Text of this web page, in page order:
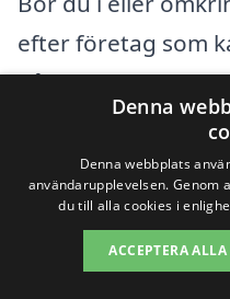
efter företag som
några städer i
hitta professionell
Jokkmokk
Södra Sandby
Denna
Denna webbplats
användarupplevelsen. Genom
du till alla cookies i
ACCEPTERA ALLA